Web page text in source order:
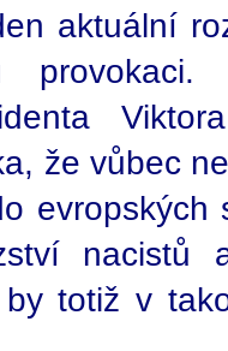
aktuální
že vůbec
evropských
nacistů
totiž v